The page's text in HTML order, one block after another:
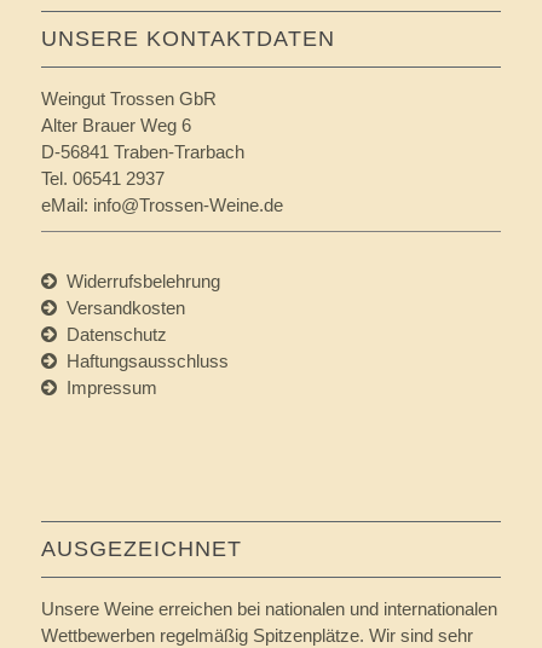
UNSERE KONTAKTDATEN
Weingut Trossen GbR
Alter Brauer Weg 6
D-56841 Traben-Trarbach
Tel. 06541 2937
eMail: info@Trossen-Weine.de
Widerrufsbelehrung
Versandkosten
Datenschutz
Haftungsausschluss
Impressum
AUSGEZEICHNET
Unsere Weine erreichen bei nationalen und internationalen
Wettbewerben regelmäßig Spitzenplätze. Wir sind sehr